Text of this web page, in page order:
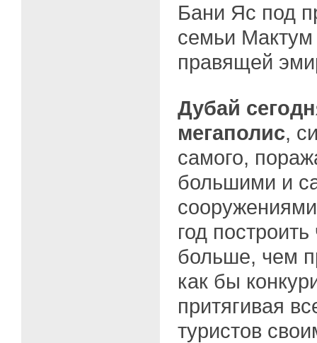
Бани Яс под
семьи Мактум
правящей
Дубай
мегаполис,
самого,
большими и
год
больше, чем
как бы
притягивая
туристов